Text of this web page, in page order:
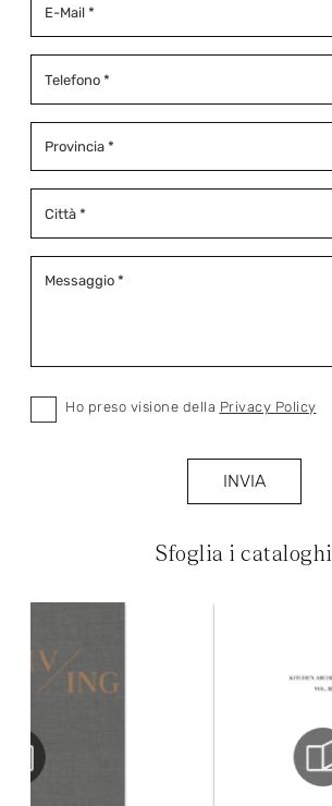
Sfoglia i cataloghi
Ho preso visione della Privacy Policy
INVIA